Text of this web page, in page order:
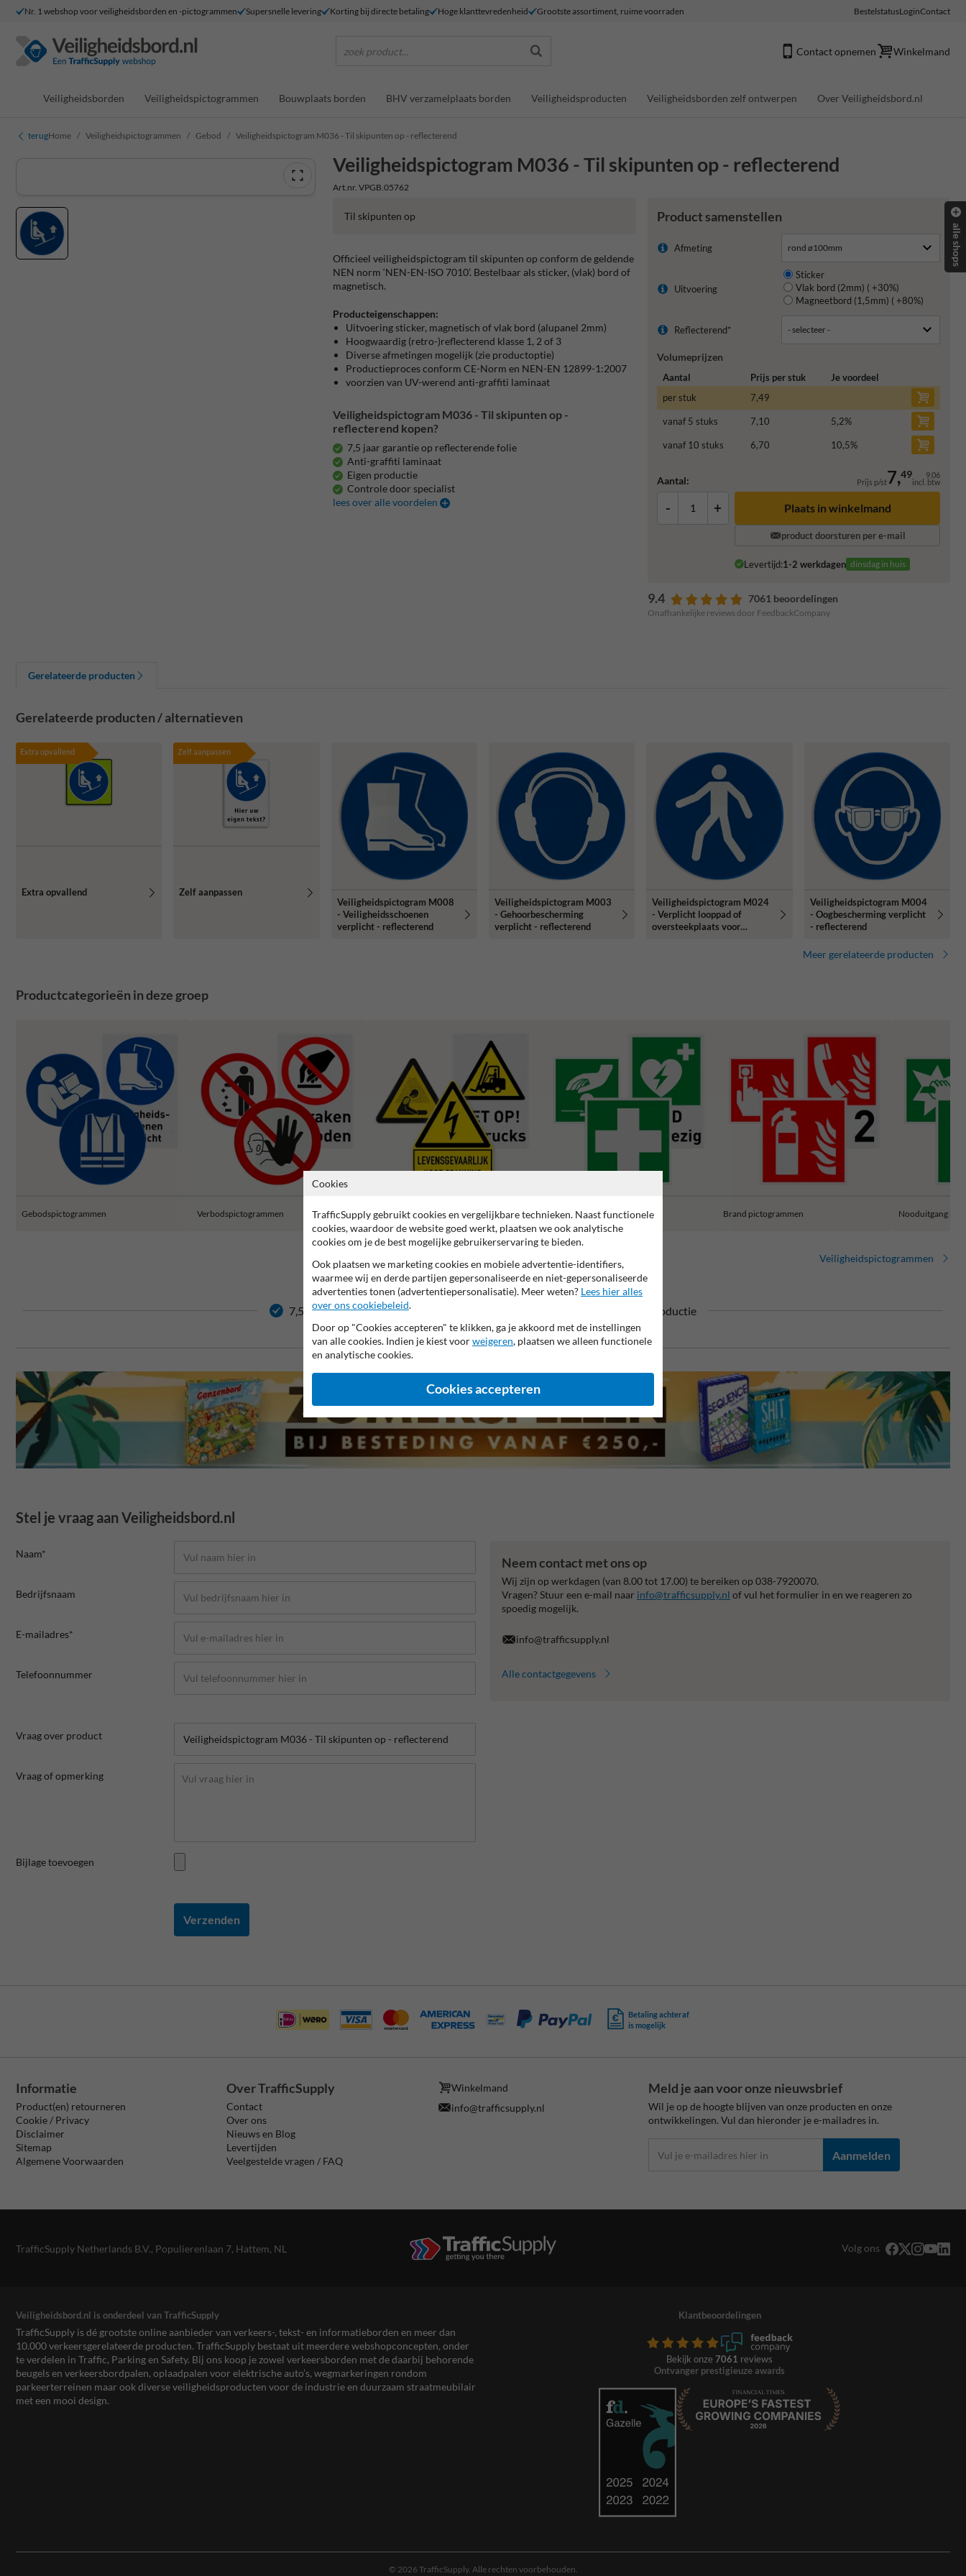
Nr. 1 webshop voor veiligheidsborden en -pictogrammen Supersnelle levering Korting bij directe betaling Hoge klanttevredenheid Grootste assortiment, ruime voorraden BestelstatusLoginContact
zoek product... Contact opnemen Winkelmand
Veiligheidsborden Veiligheidspictogrammen Bouwplaats borden BHV verzamelplaats borden Veiligheidsproducten Veiligheidsborden zelf ontwerpen Over Veiligheidsbord.nl
terugHome Veiligheidspictogrammen Gebod Veiligheidspictogram M036 - Til skipunten op - reflecterend
Veiligheidspictogram M036 - Til skipunten op - reflecterend
Art.nr. VPGB.05762
Product samenstellen
Afmeting
Uitvoering
Sticker
Vlak bord (2mm) ( +30%)
Magneetbord (1,5mm) ( +80%)
Reflecterend*
Volumeprijzen
Aantal Prijs per stuk
Je voordeel
per stuk
7,49
vanaf 5 stuks 7,10 5,2%
vanaf 10 stuks 6,70 10,5%
Aantal: Prijs p/st7,49 9,06
incl. btw
- + Plaats in winkelmand
product doorsturen per e-mail
Levertijd:1-2 werkdagen dinsdag in huis
9.4 7061 beoordelingen
Onafhankelijke reviews door FeedbackCompany
Til skipunten op
Officieel veiligheidspictogram til skipunten op conform de geldende
NEN norm ‘NEN-EN-ISO 7010’. Bestelbaar als sticker, (vlak) bord of
magnetisch.
Producteigenschappen:
Uitvoering sticker, magnetisch of vlak bord (alupanel 2mm)
Hoogwaardig (retro-)reflecterend klasse 1, 2 of 3
Diverse afmetingen mogelijk (zie productoptie)
Productieproces conform CE-Norm en NEN-EN 12899-1:2007
voorzien van UV-werend anti-graffiti laminaat
Veiligheidspictogram M036 - Til skipunten op -
reflecterend kopen?
7,5 jaar garantie op reflecterende folie
Anti-graffiti laminaat
Eigen productie
Controle door specialist
lees over alle voordelen
Gerelateerde producten
Gerelateerde producten / alternatieven
Extra opvallend
Extra opvallend
Zelf aanpassen
Zelf aanpassen
Veiligheidspictogram M008
- Veiligheidsschoenen
verplicht - reflecterend
Veiligheidspictogram M003
- Gehoorbescherming
verplicht - reflecterend
Veiligheidspictogram M024
- Verplicht looppad of
oversteekplaats voor
Veiligheidspictogram M004
- Oogbescherming verplicht
- reflecterend
Meer gerelateerde producten
Productcategorieën in deze groep
Gebodspictogrammen Verbodspictogrammen Waarschuwingspictogrammen Reddingspictogrammen Brand pictogrammen Nooduitgang
Veiligheidspictogrammen
7,5 jaar garantie op reflecterende folie Eigen productie
Stel je vraag aan Veiligheidsbord.nl
Naam*
Bedrijfsnaam
E-mailadres*
Telefoonnummer
Vraag over product
Vraag of opmerking
Bijlage toevoegen
Verzenden
Neem contact met ons op
Wij zijn op werkdagen (van 8.00 tot 17.00) te bereiken op 038-7920070.
Vragen? Stuur een e-mail naar info@trafficsupply.nl of vul het formulier in en we reageren zo
spoedig mogelijk.
info@trafficsupply.nl
Alle contactgegevens
Betaling achteraf
is mogelijk
Informatie
Product(en) retourneren
Cookie / Privacy
Disclaimer
Sitemap
Algemene Voorwaarden
Over TrafficSupply
Contact
Over ons
Nieuws en Blog
Levertijden
Veelgestelde vragen / FAQ
Winkelmand
info@trafficsupply.nl
Meld je aan voor onze nieuwsbrief
Wil je op de hoogte blijven van onze producten en onze
ontwikkelingen. Vul dan hieronder je e-mailadres in.
Aanmelden
TrafficSupply Netherlands B.V., Populierenlaan 7, Hattem, NL Volg ons
Veiligheidsbord.nl is onderdeel van TrafficSupply
TrafficSupply is dé grootste online aanbieder van verkeers-, tekst- en informatieborden en meer dan
10.000 verkeersgerelateerde producten. TrafficSupply bestaat uit meerdere webshopconcepten, onder
te verdelen in Traffic, Parking en Safety. Bij ons koop je zowel verkeersborden met de daarbij behorende
beugels en verkeersbordpalen, oplaadpalen voor elektrische auto’s, wegmarkeringen rondom
parkeerterreinen maar ook diverse veiligheidsproducten voor de industrie en duurzaam straatmeubilair
met een mooi design.
Klantbeoordelingen
Bekijk onze 7061 reviews
Ontvanger prestigieuze awards
© 2026 TrafficSupply. Alle rechten voorbehouden.
alle shops
Cookies
TrafficSupply gebruikt cookies en vergelijkbare technieken. Naast functionele
cookies, waardoor de website goed werkt, plaatsen we ook analytische
cookies om je de best mogelijke gebruikerservaring te bieden.
Ook plaatsen we marketing cookies en mobiele advertentie-identifiers,
waarmee wij en derde partijen gepersonaliseerde en niet-gepersonaliseerde
advertenties tonen (advertentiepersonalisatie). Meer weten? Lees hier alles
over ons cookiebeleid.
Door op "Cookies accepteren" te klikken, ga je akkoord met de instellingen
van alle cookies. Indien je kiest voorweigeren, plaatsen we alleen functionele
en analytische cookies.
Cookies accepteren